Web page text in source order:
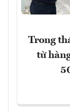
Trong
từ